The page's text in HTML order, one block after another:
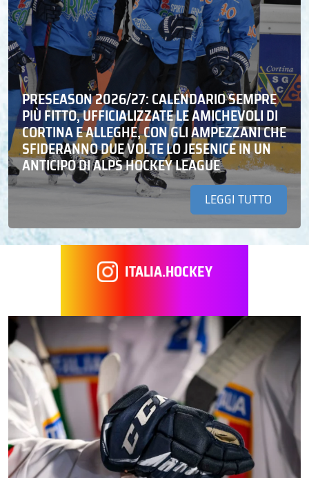
PRESEASON 2026/27: CALENDARIO SEMPRE
PIÙ FITTO, UFFICIALIZZATE LE AMICHEVOLI DI
CORTINA E ALLEGHE, CON GLI AMPEZZANI CHE
SFIDERANNO DUE VOLTE LO JESENICE IN UN
ANTICIPO DI ALPS HOCKEY LEAGUE
LEGGI TUTTO
ITALIA.HOCKEY